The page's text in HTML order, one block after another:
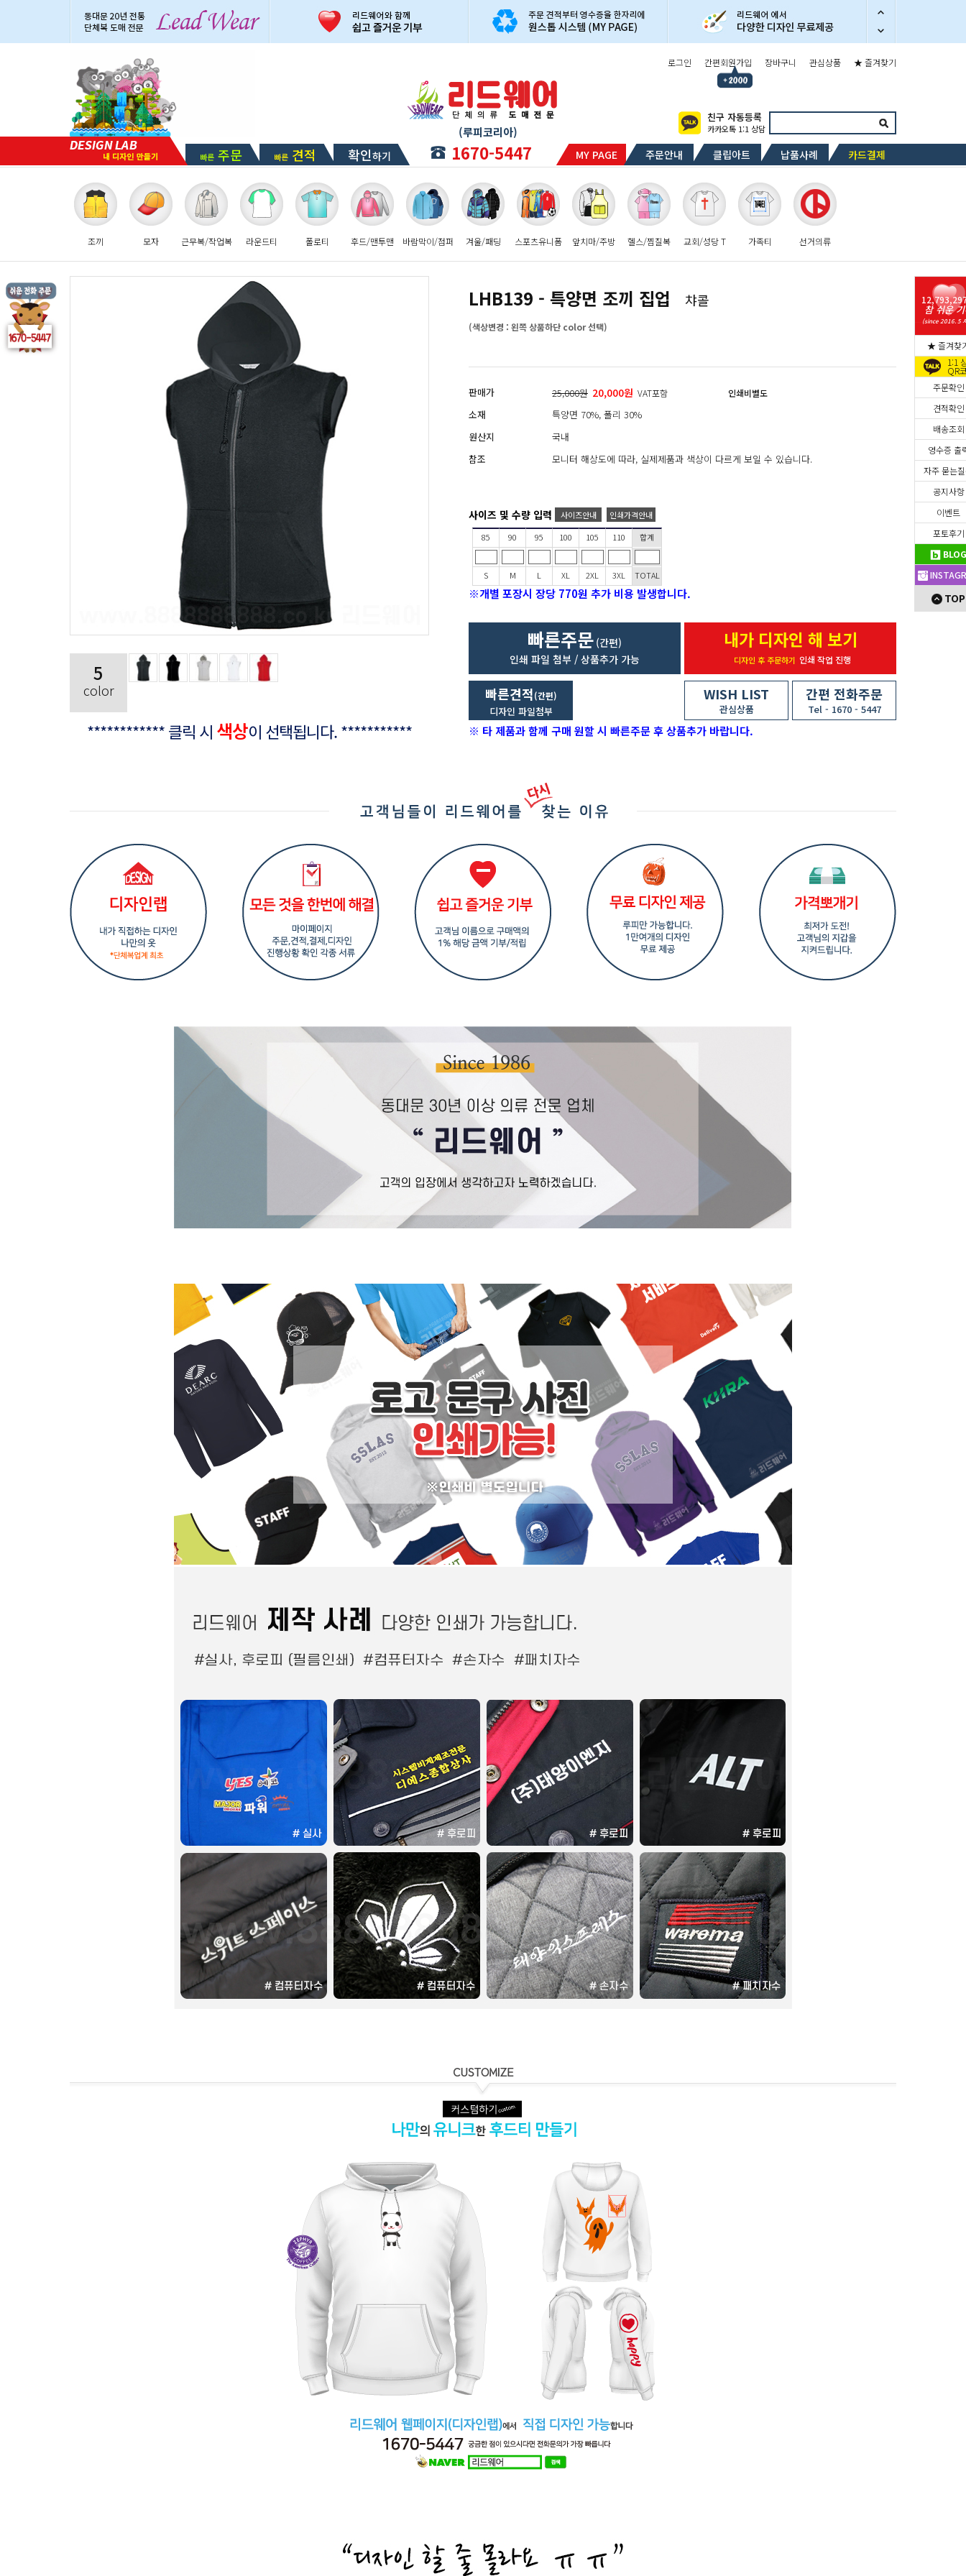
(루피코리아)
로그인 간편회원가입 장바구니 관심상품 ★ 즐겨찾기
친구 자동등록
카카오톡 1:1 상담
빠른 주문 빠른 견적 확인하기 1670-5447 MY PAGE 주문안내 클립아트 납품사례 카드결제
조끼 모자 근무복/작업복 라운드티 폴로티 후드/맨투맨 바람막이/점퍼 겨울/패딩 스포츠유니폼 앞치마/주방 헬스/찜질복 교회/성당 T 가족티 선거의류
5
color
************ 클릭 시 색상이 선택됩니다. ***********
LHB139 - 특양면 조끼 집업 챠콜
(색상변경 : 왼쪽 상품하단 color 선택)
판매가 25,000원 20,000원 VAT포함 인쇄비별도
소재
특양면 70%, 폴리 30%
원산지
국내
참조
모니터 해상도에 따라, 실제제품과 색상이 다르게 보일 수 있습니다.
사이즈안내 인쇄가격안내
사이즈 및 수량 입력
85
S
90
M
95
L
100
XL
105
2XL
110
3XL
합계
TOTAL
※개별 포장시 장당 770원 추가 비용 발생합니다.
내가 디자인 해 보기
디자인 후 주문하기 인쇄 작업 진행
빠른주문 (간편)
인쇄 파일 첨부 / 상품추가 가능
빠른견적(간편)
디자인 파일첨부
간편 전화주문
Tel - 1670 - 5447
WISH LIST
관심상품
※ 타 제품과 함께 구매 원할 시 빠른주문 후 상품추가 바랍니다.
참 쉬운
(since 2016. 5
★ 즐겨찾
1:1
QR
주문확인
견적확인
배송조회
영수증 출
자주 묻는
공지사항
이벤트
포토후기
BLOG
TOP